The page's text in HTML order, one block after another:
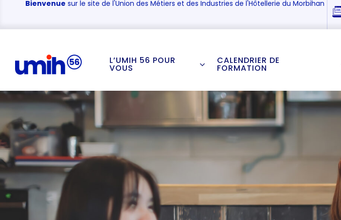
Bienvenue sur le site de l'Union des Métiers et des Industries de l'Hôtellerie du Morbihan
L’UMIH 56 POUR
VOUS
CALENDRIER DE
FORMATION